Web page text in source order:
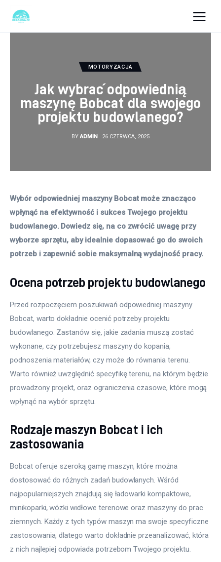
Turystyka
Lifestyle
Dom i ogród
MOTORYZACJA
Jak wybrać odpowiednią
maszynę Bobcat dla swojego
projektu budowlanego?
BY ADMIN 26 CZERWCA, 2025
Wybór odpowiedniej maszyny Bobcat może znacząco
wpłynąć na efektywność i sukces Twojego projektu
budowlanego. Dowiedz się, na co zwrócić uwagę przy
wyborze sprzętu, aby idealnie dopasować go do swoich
potrzeb i zapewnić sobie maksymalną wydajność pracy.
Ocena potrzeb projektu budowlanego
Przed rozpoczęciem poszukiwań odpowiedniej maszyny
Bobcat, warto dokładnie ocenić potrzeby projektu
budowlanego. Zastanów się, jakie zadania muszą zostać
wykonane, czy potrzebujesz maszyny do kopania,
podnoszenia materiałów, czy może do równania terenu.
Warto również uwzględnić specyfikę terenu, na którym będzie
prowadzony projekt, oraz ograniczenia czasowe, które mogą
wpłynąć na wybór sprzętu.
Rodzaje maszyn Bobcat i ich
zastosowania
Bobcat oferuje szeroką gamę maszyn, które można
dostosować do różnych zadań budowlanych. Wśród
najpopularniejszych znajdują się ładowarki kompaktowe,
minikoparki, wózki widłowe terenowe oraz maszyny do prac
ziemnych. Każdy z tych typów maszyn ma swoje specyficzne
zastosowania, dlatego warto dokładnie przeanalizować, która
z nich najlepiej odpowiada potrzebom Twojego projektu.